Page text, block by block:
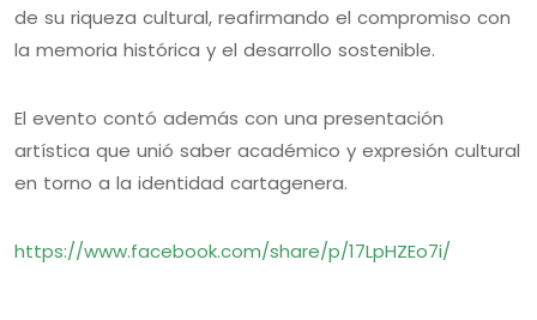
de su riqueza cultural, reafirmando el compromiso con
la memoria histórica y el desarrollo sostenible.
El evento contó además con una presentación
artística que unió saber académico y expresión cultural
en torno a la identidad cartagenera.
https://www.facebook.com/share/p/17LpHZEo7i/